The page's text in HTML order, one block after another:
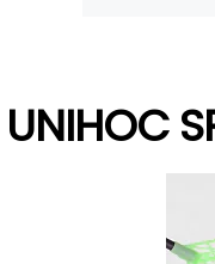
UNIHOC